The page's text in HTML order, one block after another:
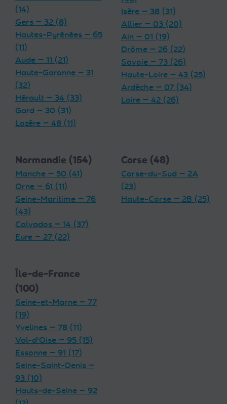
(14)
Gers — 32 (8)
Hautes-Pyrénées — 65
(11)
Aude — 11 (21)
Haute-Garonne — 31
(32)
Hérault — 34 (33)
Gard — 30 (31)
Lozère — 48 (11)
Isère — 38 (31)
Allier — 03 (20)
Ain — 01 (19)
Drôme — 26 (22)
Savoie — 73 (26)
Haute-Loire — 43 (25)
Ardèche — 07 (34)
Loire — 42 (26)
Normandie (154)
Manche — 50 (41)
Orne — 61 (11)
Seine-Maritime — 76
(43)
Calvados — 14 (37)
Eure — 27 (22)
Corse (48)
Corse-du-Sud — 2A
(23)
Haute-Corse — 2B (25)
Île-de-France
(100)
Seine-et-Marne — 77
(19)
Yvelines — 78 (11)
Val-d'Oise — 95 (15)
Essonne — 91 (17)
Seine-Saint-Denis —
93 (10)
Hauts-de-Seine — 92